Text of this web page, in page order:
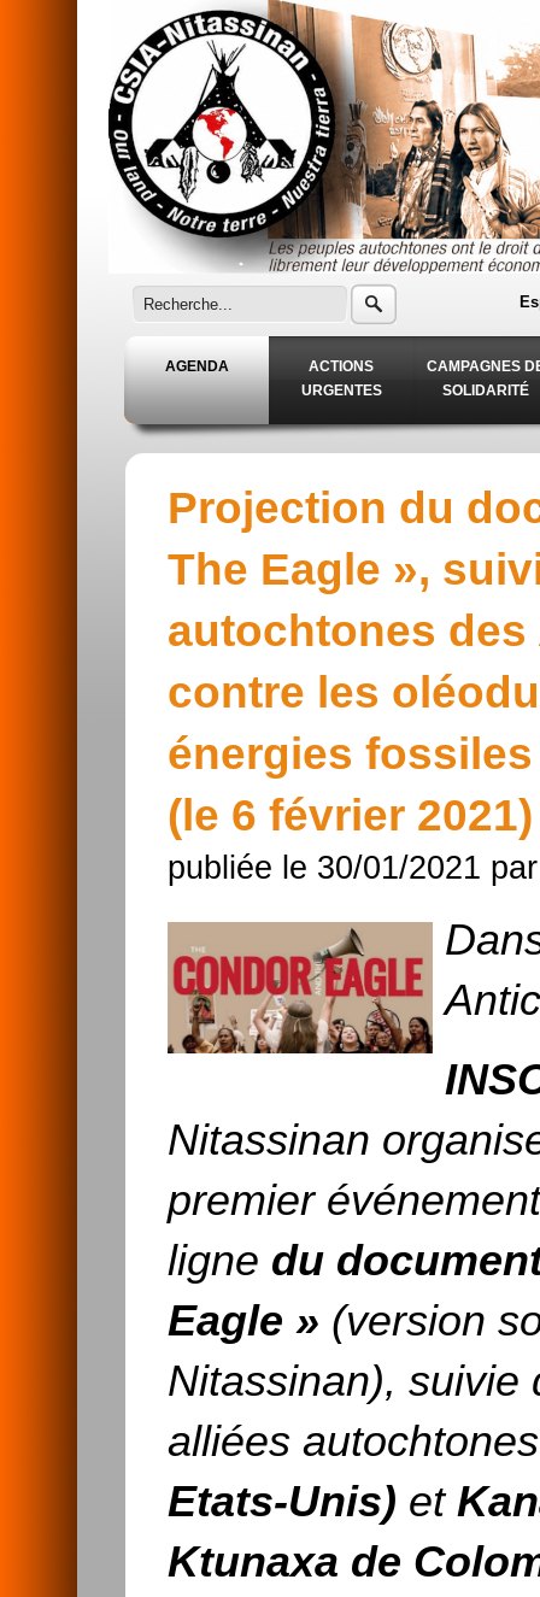
Aller au contenu principal
AGENDA
ACTIONS
URGENTES
CAMPAGNES
SOLIDARITÉ
Projection du
The Eagle »,
autochtones
contre les
énergies
(le 6 février 2021)
publiée le 30/01/2021
Nitassinan
premier
ligne du
Eagle » (version
Nitassinan), suivie
alliées
Etats-Unis) et
Ktunaxa de